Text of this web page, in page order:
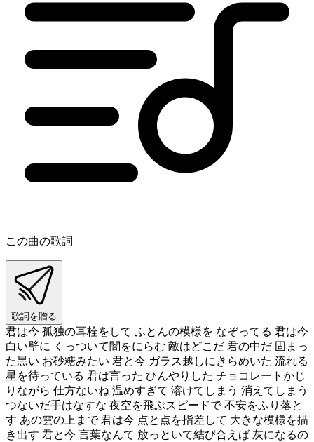
この曲の歌詞
歌詞を贈る
君は今 孤独の耳栓をして ふとんの模様を なぞってる 君は今
白い壁に くっついて闇をにらむ 敵はどこだ 君の中だ 固まっ
た黒い お砂糖みたい 君と今 ガラス越しにきらめいた 流れる
星を待っている 君は言った ひんやりした チョコレートかじ
りながら 仕方ないね 温めすぎて 溶けてしまう 消えてしまう
つないだ手はなすな 夜空を飛ぶスピードで 不安をふり落と
す あの雲の上まで 君は今 点と点を指差して 大きな模様を描
き出す 君と今 言葉なんて 放っといて結び合えば 灰になるの